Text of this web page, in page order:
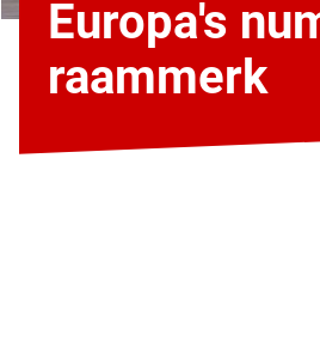
Europa's
raammerk